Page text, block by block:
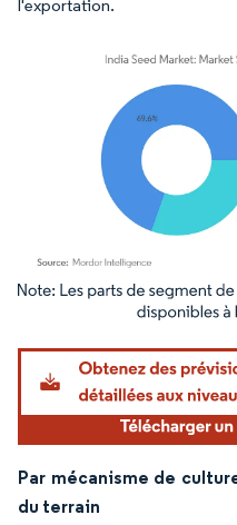
l'exportation.
Image © Mordor Intelligence. La
Par mécanisme de
du terrain